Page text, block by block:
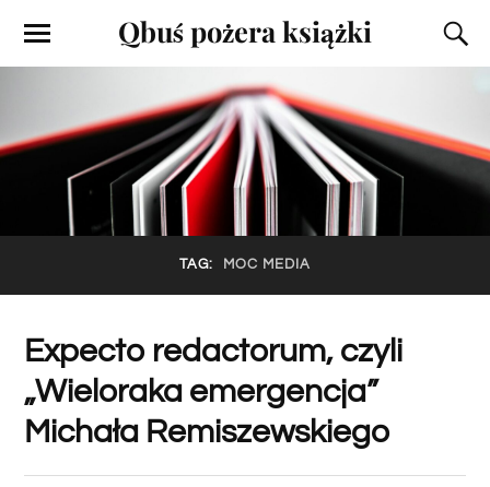
Qbuś pożera książki
TAG: MOC MEDIA
Expecto redactorum, czyli
„Wieloraka emergencja”
Michała Remiszewskiego